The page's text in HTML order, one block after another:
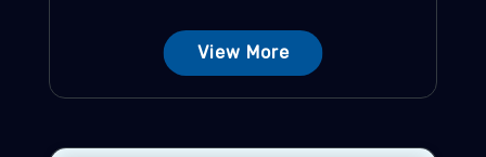
View More